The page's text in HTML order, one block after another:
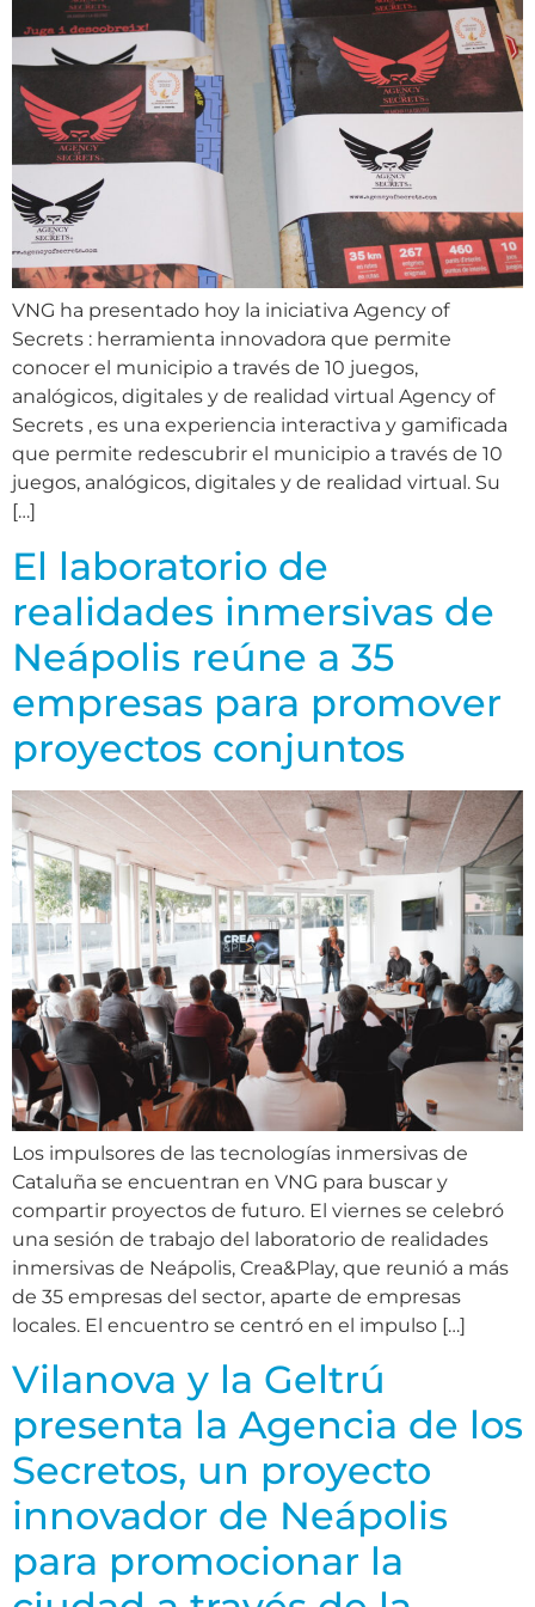
VNG ha presentado hoy la iniciativa Agency of
Secrets : herramienta innovadora que permite
conocer el municipio a través de 10 juegos,
analógicos, digitales y de realidad virtual Agency of
Secrets , es una experiencia interactiva y gamificada
que permite redescubrir el municipio a través de 10
juegos, analógicos, digitales y de realidad virtual. Su
[…]
El laboratorio de
realidades inmersivas de
Neápolis reúne a 35
empresas para promover
proyectos conjuntos
Los impulsores de las tecnologías inmersivas de
Cataluña se encuentran en VNG para buscar y
compartir proyectos de futuro. El viernes se celebró
una sesión de trabajo del laboratorio de realidades
inmersivas de Neápolis, Crea&Play, que reunió a más
de 35 empresas del sector, aparte de empresas
locales. El encuentro se centró en el impulso […]
Vilanova y la Geltrú
presenta la Agencia de los
Secretos, un proyecto
innovador de Neápolis
para promocionar la